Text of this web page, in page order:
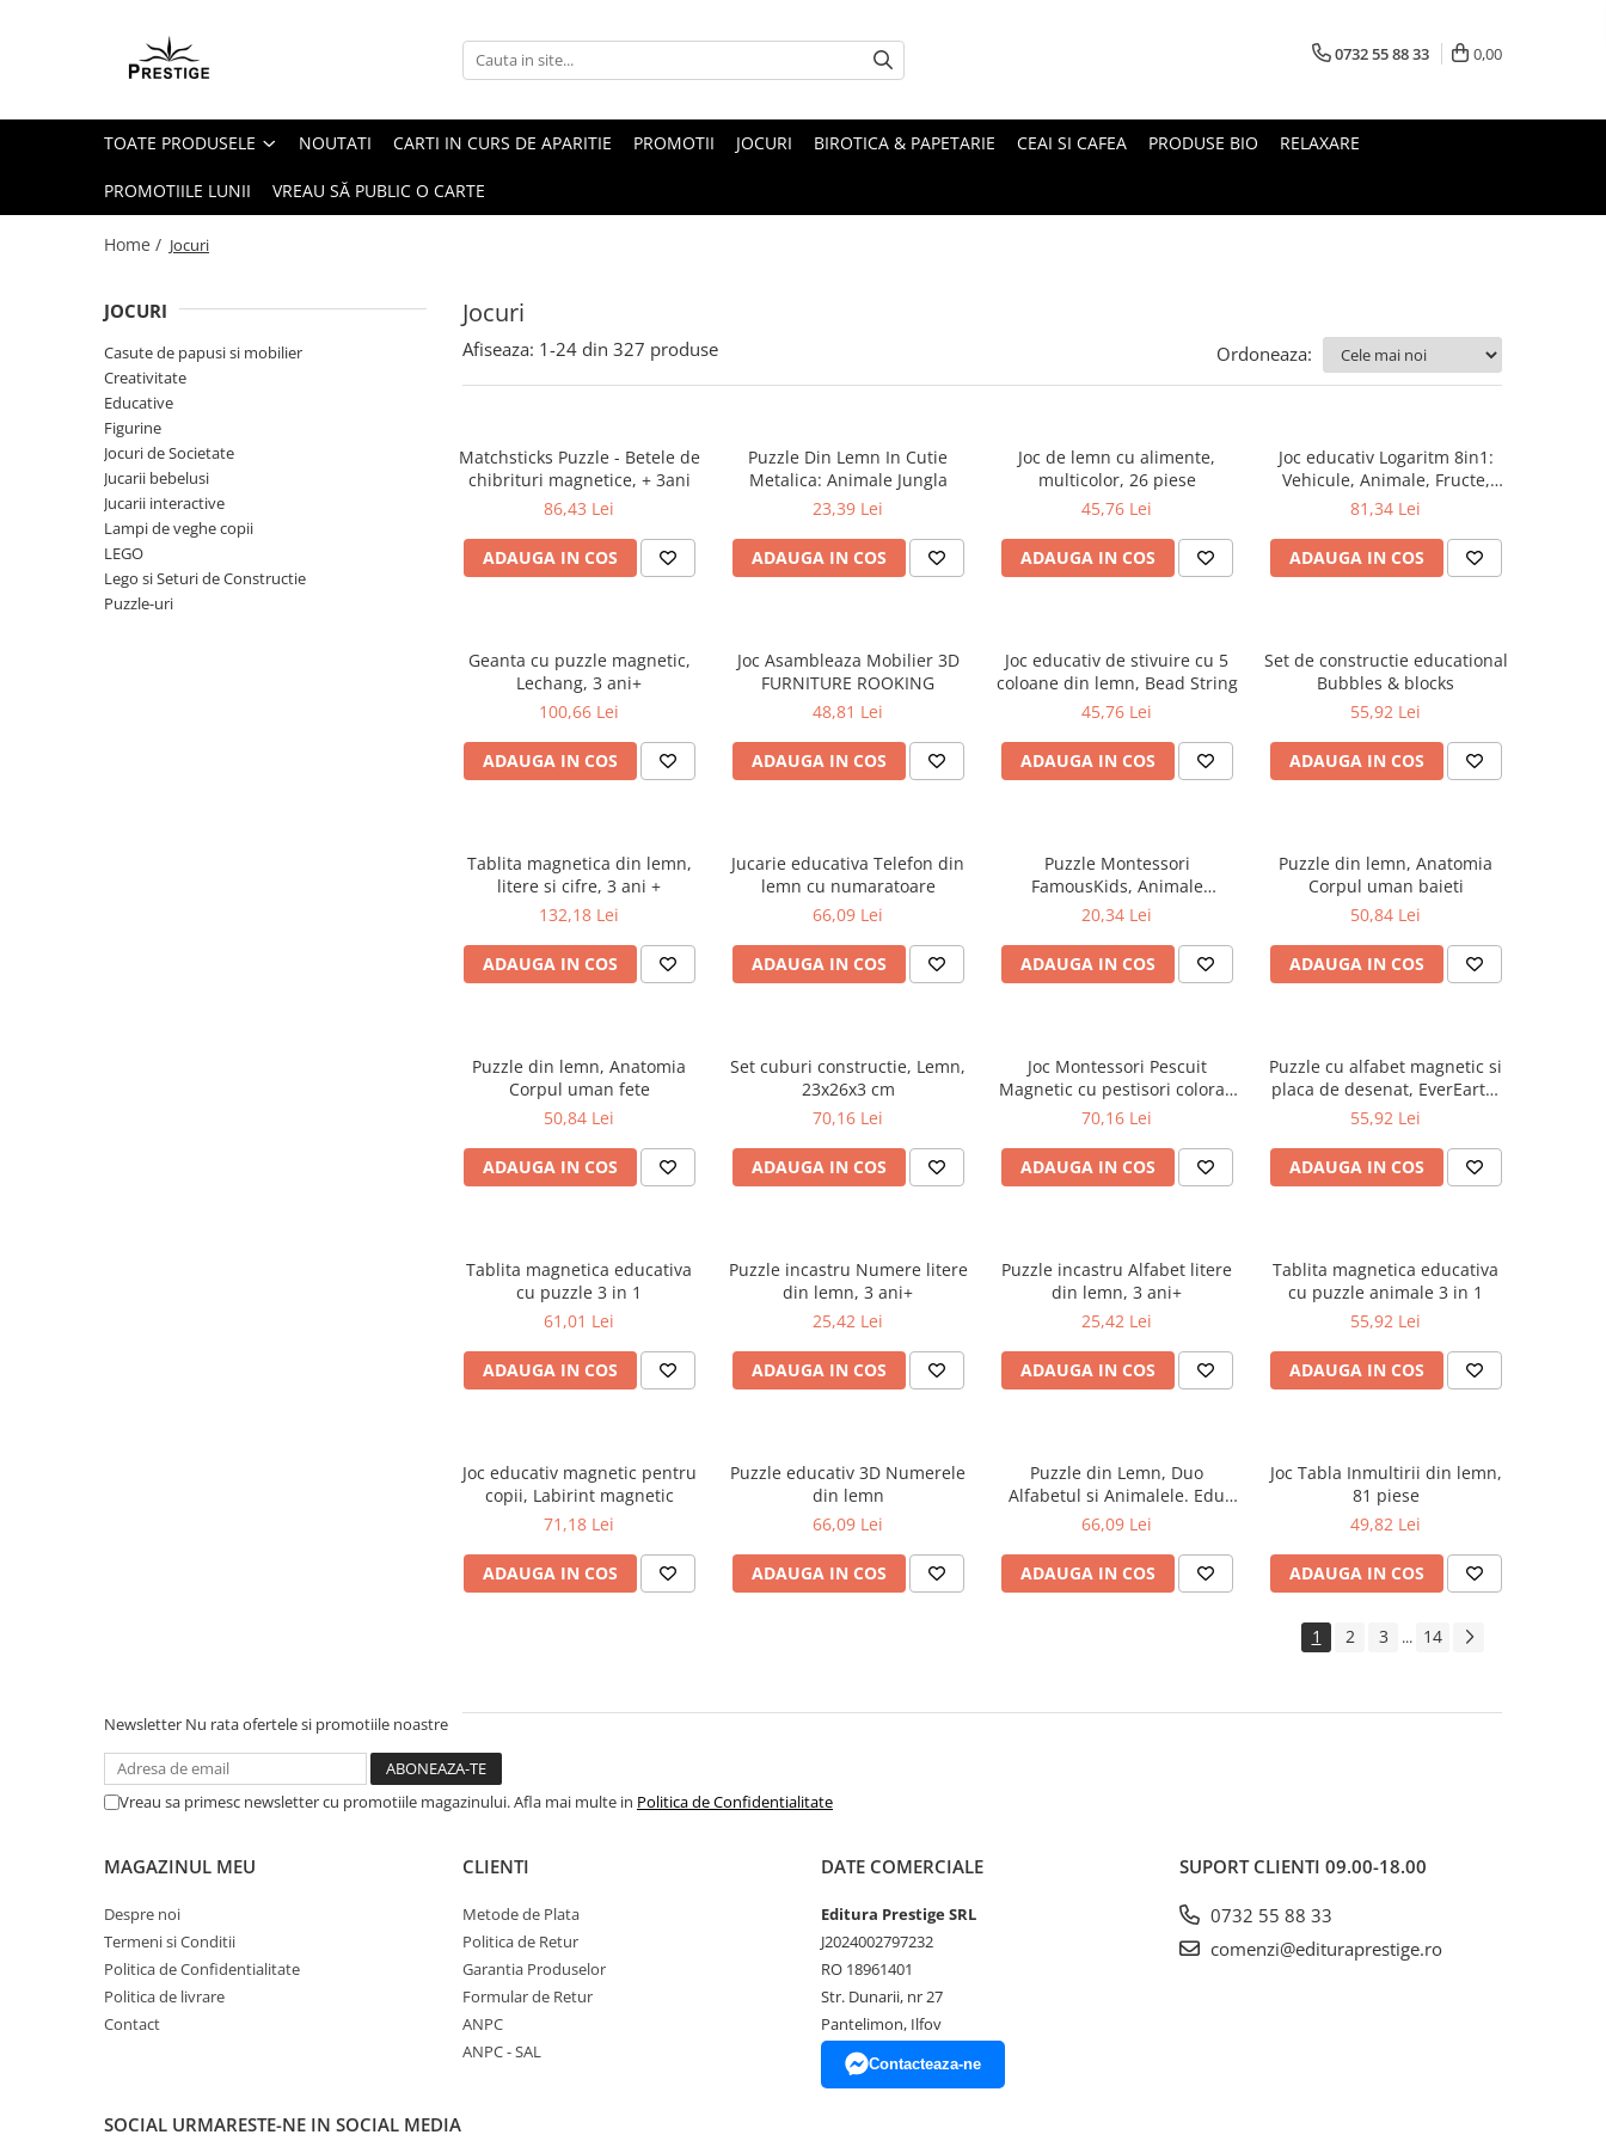
Toate Produsele
Pachete Speciale Carti
Spiritualitate - Ezoterism
AngelConnection
Chiromantie
Dezvoltare Spirituala
KidConnection
Minte Corp
New Illuminati Files
Numerologie
Paranormal
Romane de dragoste, Carti
Senzatii/Dragoste
Senzatii/Suspans
SF & Fantasy
Adezivi si benzi adezive
0732 55 88 33 0,00
TOATE PRODUSELE NOUTATI CARTI IN CURS DE APARITIE PROMOTII JOCURI BIROTICA & PAPETARIE CEAI SI CAFEA PRODUSE BIO RELAXARE
PROMOTIILE LUNII VREAU SĂ PUBLIC O CARTE
Home / Jocuri
Jocuri
JOCURI
Casute de papusi si mobilier
Creativitate
Educative
Figurine
Jocuri de Societate
Jucarii bebelusi
Jucarii interactive
Lampi de veghe copii
LEGO
Lego si Seturi de Constructie
Puzzle-uri
Afiseaza: 1-24 din 327 produse Ordoneaza:
Matchsticks Puzzle - Betele de
chibrituri magnetice, + 3ani
86,43 Lei
ADAUGA IN COS
Puzzle Din Lemn In Cutie
Metalica: Animale Jungla
23,39 Lei
ADAUGA IN COS
Joc de lemn cu alimente,
multicolor, 26 piese
45,76 Lei
ADAUGA IN COS
Joc educativ Logaritm 8in1:
Vehicule, Animale, Fructe,
Pescuit
81,34 Lei
ADAUGA IN COS
Geanta cu puzzle magnetic,
Lechang, 3 ani+
100,66 Lei
ADAUGA IN COS
Joc Asambleaza Mobilier 3D
FURNITURE ROOKING
48,81 Lei
ADAUGA IN COS
Joc educativ de stivuire cu 5
coloane din lemn, Bead String
45,76 Lei
ADAUGA IN COS
Set de constructie educational
Bubbles & blocks
55,92 Lei
ADAUGA IN COS
Tablita magnetica din lemn,
litere si cifre, 3 ani +
132,18 Lei
ADAUGA IN COS
Jucarie educativa Telefon din
lemn cu numaratoare
66,09 Lei
ADAUGA IN COS
Puzzle Montessori
FamousKids, Animale
continentul Europa, 7 piese
20,34 Lei
ADAUGA IN COS
Puzzle din lemn, Anatomia
Corpul uman baieti
50,84 Lei
ADAUGA IN COS
Puzzle din lemn, Anatomia
Corpul uman fete
50,84 Lei
ADAUGA IN COS
Set cuburi constructie, Lemn,
23x26x3 cm
70,16 Lei
ADAUGA IN COS
Joc Montessori Pescuit
Magnetic cu pestisori colorati
cu litere
70,16 Lei
ADAUGA IN COS
Puzzle cu alfabet magnetic si
placa de desenat, EverEarth,
Lemn, 3 ani+
55,92 Lei
ADAUGA IN COS
Tablita magnetica educativa
cu puzzle 3 in 1
61,01 Lei
ADAUGA IN COS
Puzzle incastru Numere litere
din lemn, 3 ani+
25,42 Lei
ADAUGA IN COS
Puzzle incastru Alfabet litere
din lemn, 3 ani+
25,42 Lei
ADAUGA IN COS
Tablita magnetica educativa
cu puzzle animale 3 in 1
55,92 Lei
ADAUGA IN COS
Joc educativ magnetic pentru
copii, Labirint magnetic
71,18 Lei
ADAUGA IN COS
Puzzle educativ 3D Numerele
din lemn
66,09 Lei
ADAUGA IN COS
Puzzle din Lemn, Duo
Alfabetul si Animalele. Edu
Puzzle
66,09 Lei
ADAUGA IN COS
Joc Tabla Inmultirii din lemn,
81 piese
49,82 Lei
ADAUGA IN COS
1 2 3 ... 14
Newsletter Nu rata ofertele si promotiile noastre
Vreau sa primesc newsletter cu promotiile magazinului. Afla mai multe in Politica de Confidentialitate
MAGAZINUL MEU
Despre noi
Termeni si Conditii
Politica de Confidentialitate
Politica de livrare
Contact
CLIENTI
Metode de Plata
Politica de Retur
Garantia Produselor
Formular de Retur
ANPC
ANPC - SAL
DATE COMERCIALE
Editura Prestige SRL
J2024002797232
RO 18961401
Str. Dunarii, nr 27
Pantelimon, Ilfov
Contacteaza-ne
SUPORT CLIENTI 09.00-18.00
0732 55 88 33
comenzi@edituraprestige.ro
SOCIAL URMARESTE-NE IN SOCIAL MEDIA